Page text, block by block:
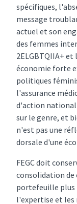
spécifiques,
message
actuel et son
des femmes
2ELGBTQIIA+
économie forte
politiques
l'assurance
d'action
sur le genre, et
n'est pas une
dorsale d'une
FEGC doit
consolidation de
portefeuille
l'expertise et les